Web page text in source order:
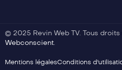
© 2025 Revin Web TV. Tous
Webconscient.
Mentions légalesConditions